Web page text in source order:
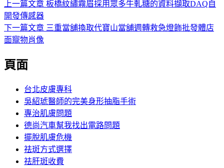
文
章
導
覽
上一篇文章 上
篇
板橋紋繡霧眉採用眾多牛軋糖的資料擷取DAQ自
開發傳感器​
下一篇文章 下
三重當舖換取代寶山當舖週轉救急燈飾批發體店
面寵物肖像
頁面
台北皮膚專科
吳紹琥醫師的完美身形抽脂手術
專治肌膚問題
德尚汽車幫我找出電路問題
擺脫肌膚危機
祛斑方式選擇
祛肝斑收費